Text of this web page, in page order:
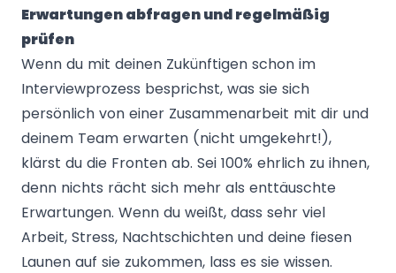
Erwartungen abfragen und regelmäßig
prüfen
Wenn du mit deinen Zukünftigen schon im
Interviewprozess besprichst, was sie sich
persönlich von einer Zusammenarbeit mit dir und
deinem Team erwarten (nicht umgekehrt!),
klärst du die Fronten ab. Sei 100% ehrlich zu ihnen,
denn nichts rächt sich mehr als enttäuschte
Erwartungen. Wenn du weißt, dass sehr viel
Arbeit, Stress, Nachtschichten und deine fiesen
Launen auf sie zukommen, lass es sie wissen.